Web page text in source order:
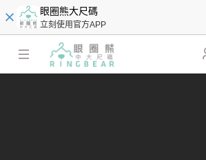
眼圈熊大尺碼
立刻使用官方APP